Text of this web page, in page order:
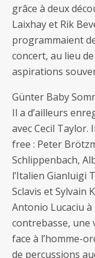
grâce à deux
Laixhay et Rik
programmaient
concert, au lieu
aspirations
Günter Baby
Il a d’ailleurs
avec Cecil Taylor.
free : Peter
Schlippenbach,
l’Italien Gianluigi
Sclavis et Sylvain
Antonio Lucaciu à
contrebasse, une
face à l’homme-
de percussions